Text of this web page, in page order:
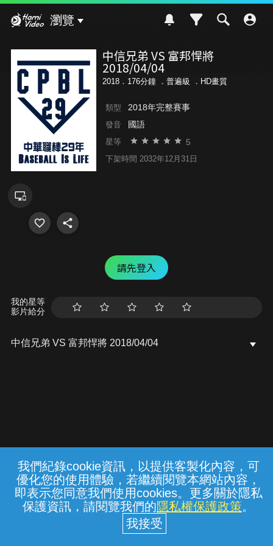
我們紀錄cookie資訊，以提供客製化內容，可
優化您的使用體驗，若繼續閱覽本網站內容，
即表示您同意我們使用cookies。更多關於隱私
保護資訊，請閱覽我們的隱私權保護政策。
瀏覽
中信兄弟 VS 富邦悍將
2018/04/04
2018．176分鐘 ． 普遍級 ．HD畫質
類型 2018年完整賽事
發音 國語
星等 5
下架時間 2032年12月31日
請先登入
我的星等
影片給分
中信兄弟 VS 富邦悍將 2018/04/04
常見問題 線上客服 服務條款 隱私權保護
中華電信股份有限公司個人家庭分公司
(統一編號：96979949) © 2026
{{notifyMsg}}